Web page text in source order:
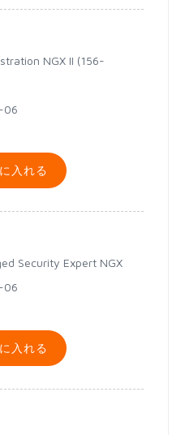
NGX II (156-
06
入れる
Security Expert NGX
06
入れる